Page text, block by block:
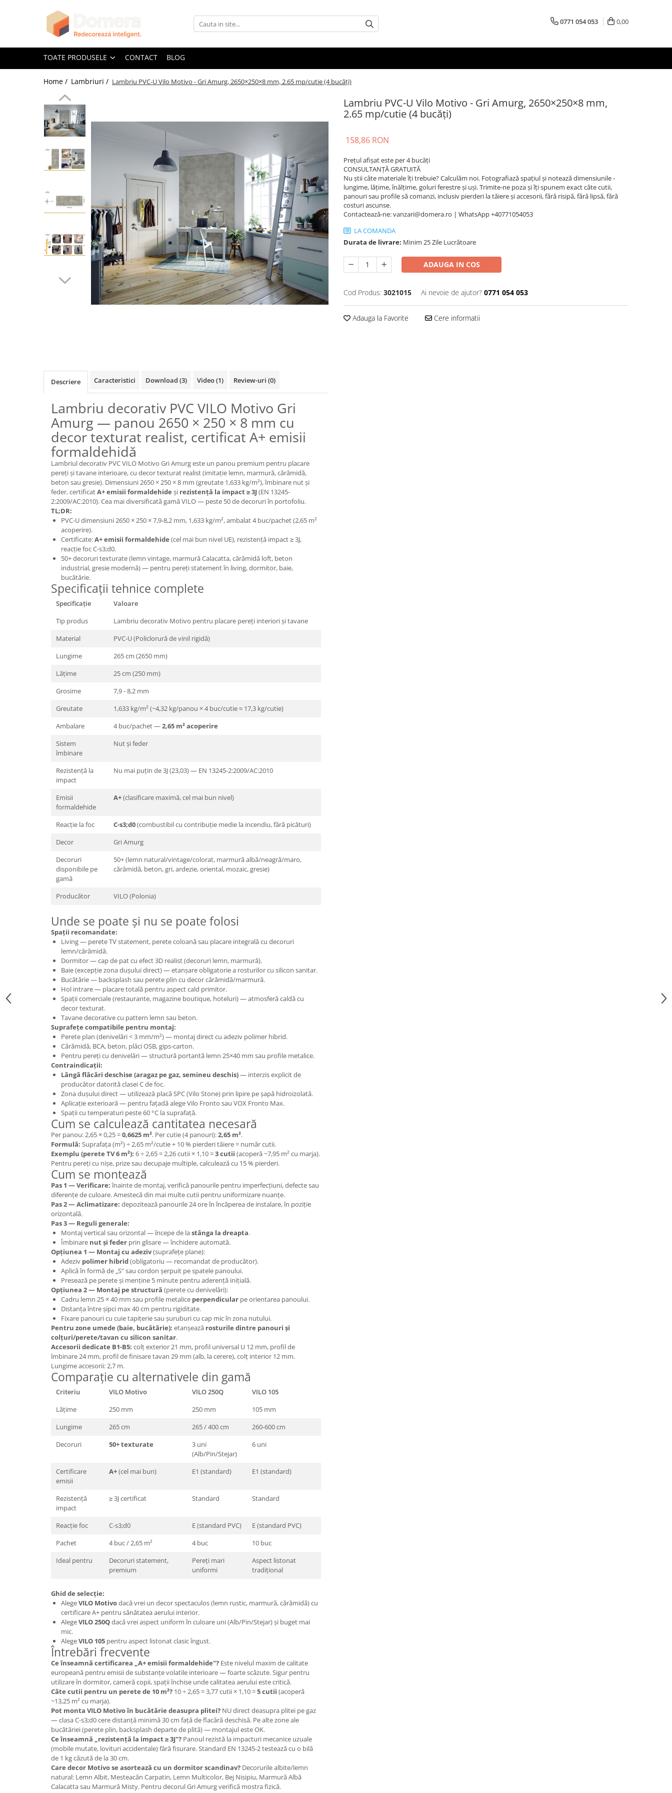
Toate Produsele
Parchet SPC
Riflaje Decorative
Riflaje Interioare
Glafuri Interioare
Glafuri Exterioare
Plinte, Plinte PVC, Plinte MDF
Plinte MDF Premium
Accesorii Plinte
Colt Exterior Plinta
Colt Interior Plinta
Prag de trecere
Lambriuri PVC
Lambriuri Premium
Panouri Decorative
Panouri Decorative SPC
Panouri Decorative Premium
0771 054 053 0,00
TOATE PRODUSELE CONTACT BLOG
Home / Lambriuri / Lambriu PVC-U Vilo Motivo - Gri Amurg, 2650×250×8 mm, 2.65 mp/cutie (4 bucăți)
Lambriu PVC-U Vilo Motivo - Gri Amurg, 2650×250×8 mm,
2.65 mp/cutie (4 bucăți)
158,86 RON
Prețul afișat este per 4 bucăți
CONSULTANȚĂ GRATUITĂ
Nu știi câte materiale îți trebuie? Calculăm noi. Fotografiază spațiul și notează dimensiunile -
lungime, lățime, înălțime, goluri ferestre și uși. Trimite-ne poza și îți spunem exact câte cutii,
panouri sau profile să comanzi, inclusiv pierderi la tăiere și accesorii, fără risipă, fără lipsă, fără
costuri ascunse.
Contactează-ne: vanzari@domera.ro | WhatsApp +40771054053
LA COMANDA
Durata de livrare: Minim 25 Zile Lucrătoare
ADAUGA IN COS
Cod Produs: 3021015 Ai nevoie de ajutor? 0771 054 053
Adauga la Favorite Cere informatii
Descriere Caracteristici Download (3) Video(1) Review-uri (0)
Lambriu decorativ PVC VILO Motivo Gri
Amurg — panou 2650 × 250 × 8 mm cu
decor texturat realist, certificat A+ emisii
formaldehidă
Lambriul decorativ PVC VILO Motivo Gri Amurg este un panou premium pentru placare
pereți și tavane interioare, cu decor texturat realist (imitație lemn, marmură, cărămidă,
beton sau gresie). Dimensiuni 2650 × 250 × 8 mm (greutate 1,633 kg/m²), îmbinare nut și
feder, certificatA+ emisii formaldehide și rezistență la impact ≥ 3J (EN 13245-
2:2009/AC:2010). Cea mai diversificată gamă VILO — peste 50 de decoruri în portofoliu.
TL;DR:
PVC-U dimensiuni 2650 × 250 × 7,9-8,2 mm, 1,633 kg/m², ambalat 4 buc/pachet (2,65 m²
acoperire).
Certificate:A+ emisii formaldehide (cel mai bun nivel UE), rezistență impact ≥ 3J,
reacție foc C-s3;d0.
50+ decoruri texturate (lemn vintage, marmură Calacatta, cărămidă loft, beton
industrial, gresie modernă) — pentru pereți statement în living, dormitor, baie,
bucătărie.
Specificații tehnice complete
Specificație
Valoare
Tip produs
Lambriu decorativ Motivo pentru placare pereți interiori și tavane
Material
PVC-U (Policlorură de vinil rigidă)
Lungime
265 cm (2650 mm)
Lățime
25 cm (250 mm)
Grosime
7,9 - 8,2 mm
Greutate
1,633 kg/m² (~4,32 kg/panou × 4 buc/cutie ≈ 17,3 kg/cutie)
Ambalare
4 buc/pachet —2,65 m² acoperire
Sistem
îmbinare
Nut și feder
Rezistență la
impact
Nu mai puțin de 3J (23,03) — EN 13245-2:2009/AC:2010
Emisii
formaldehide
A+(clasificare maximă, cel mai bun nivel)
Reacție la foc C-s3;d0(combustibil cu contribuție medie la incendiu, fără picături)
Decor
Gri Amurg
Decoruri
disponibile pe
gamă
50+ (lemn natural/vintage/colorat, marmură albă/neagră/maro,
cărămidă, beton, gri, ardezie, oriental, mozaic, gresie)
Producător VILO (Polonia)
Unde se poate și nu se poate folosi
Spații recomandate:
Living — perete TV statement, perete coloană sau placare integrală cu decoruri
lemn/cărămidă.
Dormitor — cap de pat cu efect 3D realist (decoruri lemn, marmură).
Baie (excepție zona dușului direct) — etanșare obligatorie a rosturilor cu silicon sanitar.
Bucătărie — backsplash sau perete plin cu decor cărămidă/marmură.
Hol intrare — placare totală pentru aspect cald primitor.
Spații comerciale (restaurante, magazine boutique, hoteluri) — atmosferă caldă cu
decor texturat.
Tavane decorative cu pattern lemn sau beton.
Suprafețe compatibile pentru montaj:
Perete plan (denivelări < 3 mm/m²) — montaj direct cu adeziv polimer hibrid.
Cărămidă, BCA, beton, plăci OSB, gips-carton.
Pentru pereți cu denivelări — structură portantă lemn 25×40 mm sau profile metalice.
Contraindicații:
Lângă flăcări deschise (aragaz pe gaz, semineu deschis)— interzis explicit de
producător datorită clasei C de foc.
Zona dușului direct — utilizează placă SPC (Vilo Stone) prin lipire pe șapă hidroizolată.
Aplicație exterioară — pentru fațadă alege Vilo Fronto sau VOX Fronto Max.
Spații cu temperaturi peste 60 °C la suprafață.
Cum se calculează cantitatea necesară
Per panou: 2,65 × 0,25 =0,6625 m². Per cutie (4 panouri):2,65 m².
Formulă: Suprafața (m²) ÷ 2,65 m²/cutie + 10 % pierderi tăiere = număr cutii.
Exemplu (perete TV 6 m²): 6 ÷ 2,65 = 2,26 cutii × 1,10 =3 cutii (acoperă ~7,95 m² cu marja).
Pentru pereți cu nișe, prize sau decupaje multiple, calculează cu 15 % pierderi.
Cum se montează
Pas 1 — Verificare:înainte de montaj, verifică panourile pentru imperfecțiuni, defecte sau
diferențe de culoare. Amestecă din mai multe cutii pentru uniformizare nuanțe.
Pas 2 — Aclimatizare: depozitează panourile 24 ore în încăperea de instalare, în poziție
orizontală.
Pas 3 — Reguli generale:
Montaj vertical sau orizontal — începe de lastânga la dreapta.
Îmbinare nut și feder prin glisare — închidere automată.
Opțiunea 1 — Montaj cu adeziv(suprafețe plane):
Adeziv polimer hibrid(obligatoriu — recomandat de producător).
Aplică în formă de „S" sau cordon șerpuit pe spatele panoului.
Presează pe perete și menține 5 minute pentru aderență inițială.
Opțiunea 2 — Montaj pe structură (perete cu denivelări):
Cadru lemn 25 × 40 mm sau profile metalice perpendicular pe orientarea panoului.
Distanța între șipci max 40 cm pentru rigiditate.
Fixare panouri cu cuie tapițerie sau șuruburi cu cap mic în zona nutului.
Pentru zone umede (baie, bucătărie): etanșează rosturile dintre panouri și
colțuri/perete/tavan cu silicon sanitar.
Accesorii dedicate B1-B5: colț exterior 21 mm, profil universal U 12 mm, profil de
îmbinare 24 mm, profil de finisare tavan 29 mm (alb, la cerere), colț interior 12 mm.
Lungime accesorii: 2,7 m.
Comparație cu alternativele din gamă
Criteriu VILO Motivo VILO 250Q
VILO 105
Lățime
250 mm 250 mm
105 mm
Lungime
265 cm 265 / 400 cm
260-600 cm
Decoruri
50+ texturate
3 uni
(Alb/Pin/Stejar)
6 uni
Certificare
emisii
A+(cel mai bun) E1 (standard) E1 (standard)
Rezistență
impact
≥ 3J certificat Standard Standard
Reacție foc C-s3;d0 E (standard PVC)
E (standard PVC)
Pachet
4 buc / 2,65 m² 4 buc
10 buc
Ideal pentru
Decoruri statement,
premium
Pereți mari
uniformi
Aspect listonat
tradițional
Ghid de selecție:
AlegeVILO Motivodacă vrei un decor spectaculos (lemn rustic, marmură, cărămidă) cu
certificare A+ pentru sănătatea aerului interior.
AlegeVILO 250Qdacă vrei aspect uniform în culoare uni (Alb/Pin/Stejar) și buget mai
mic.
AlegeVILO 105 pentru aspect listonat clasic îngust.
Întrebări frecvente
Ce înseamnă certificarea „A+ emisii formaldehide"? Este nivelul maxim de calitate
europeană pentru emisii de substanțe volatile interioare — foarte scăzute. Sigur pentru
utilizare în dormitor, cameră copii, spații închise unde calitatea aerului este critică.
Câte cutii pentru un perete de 10 m²? 10 ÷ 2,65 = 3,77 cutii × 1,10 =5 cutii (acoperă
~13,25 m² cu marja).
Pot monta VILO Motivo în bucătărie deasupra plitei? NU direct deasupra plitei pe gaz
— clasa C-s3;d0 cere distanță minimă 30 cm față de flacără deschisă. Pe alte zone ale
bucătăriei (perete plin, backsplash departe de plită) — montajul este OK.
Ce înseamnă „rezistență la impact ≥ 3J"? Panoul rezistă la impacturi mecanice uzuale
(mobile mutate, lovituri accidentale) fără fisurare. Standard EN 13245-2 testează cu o bilă
de 1 kg căzută de la 30 cm.
Care decor Motivo se asortează cu un dormitor scandinav? Decorurile albite/lemn
natural: Lemn Albit, Mesteacăn Carpatin, Lemn Multicolor, Bej Nisipiu, Marmură Albă
Calacatta sau Marmură Misty. Pentru decorul Gri Amurg verifică mostra fizică.